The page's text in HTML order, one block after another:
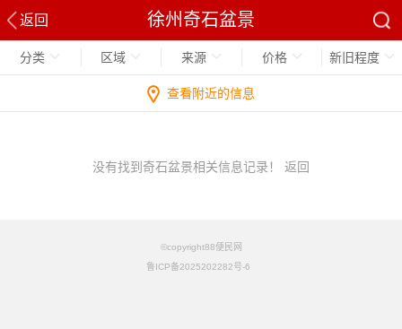
返回 徐州奇石盆景
分类 区域 来源 价格 新旧程度
查看附近的信息
没有找到奇石盆景相关信息记录！ 返回
©copyright88便民网
鲁ICP备2025202282号-6